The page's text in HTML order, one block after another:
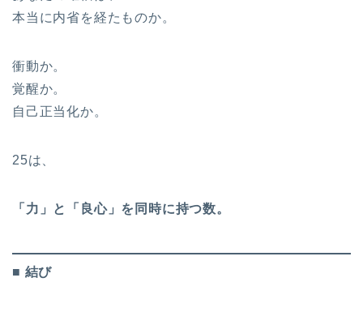
本当に内省を経たものか。
衝動か。
覚醒か。
自己正当化か。
25は、
「力」と「良心」を同時に持つ数。
■ 結び